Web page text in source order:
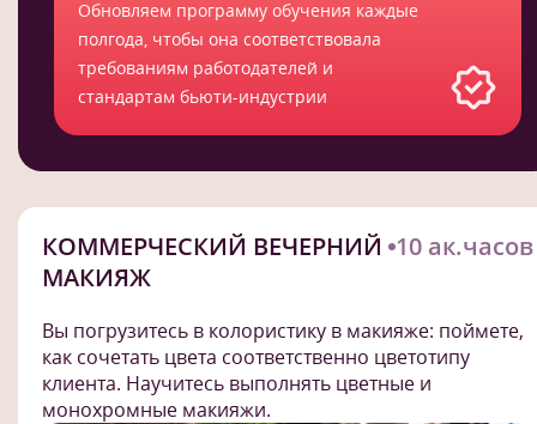
Обновляем программу обучения каждые
полгода, чтобы она соответствовала
требованиям работодателей и
стандартам бьюти-индустрии
КОММЕРЧЕСКИЙ ВЕЧЕРНИЙ
МАКИЯЖ
10 ак.часов
Вы погрузитесь в колористику в макияже: поймете,
как сочетать цвета соответственно цветотипу
клиента. Научитесь выполнять цветные и
монохромные макияжи.